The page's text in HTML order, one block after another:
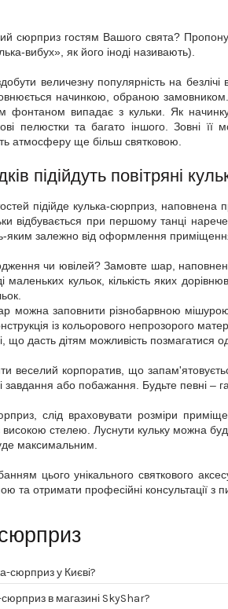
сюрприз гостям Вашого свята?
вибух», як його іноді називають).
величезну популярність на
начинкою, обраною
фонтаном випадає з кульки. Як
пелюстки та багато іншого. Зовні
атмосферу ще більш святковою.
підійдуть повітряні
підійде кулька-сюрприз, наповнена
відбувається при першому танці
яким залежно від оформлення
чи ювілей? Замовте шар,
маленьких кульок, кількість яких
можна заповнити різнобарвною
із кольорового непрозорого
що дасть дітям можливість
веселий корпоратив, що
завдання або побажання. Будьте певні –
слід враховувати розміри
стелею. Луснути кульку можна
максимальним.
цього унікального святкового
та отримати професійні консультації з
сюрприз у Києві?
сюрприз в магазині SkyShar?